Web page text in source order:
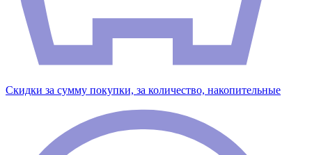
Скидки за сумму покупки, за количество, накопительные